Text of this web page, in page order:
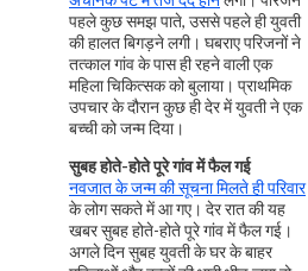
पहले कुछ समझ पाते, उससे पहले ही युवती
की हालत बिगड़ने लगी। घबराए परिजनों ने
तत्काल गांव के पास ही रहने वाली एक
महिला चिकित्सक को बुलाया। प्राथमिक
उपचार के दौरान कुछ ही देर में युवती ने एक
बच्ची को जन्म दिया।
सुबह होते-होते पूरे गांव में फैल गई
नवजात के जन्म की सूचना मिलते ही परिवार
के लोग सकते में आ गए। देर रात की यह
खबर सुबह होते-होते पूरे गांव में फैल गई।
अगले दिन सुबह युवती के घर के बाहर